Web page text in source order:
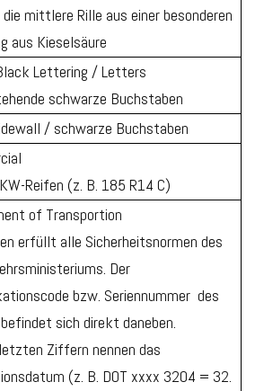
mittlere Rille aus einer besonderen
aus Kieselsäure
Lettering / Letters
schwarze Buchstaben
/ schwarze Buchstaben
Reifen (z. B. 185 R14 C)
of Transportion
erfüllt alle Sicherheitsnormen des
Der
bzw. Seriennummer des
sich direkt daneben.
Ziffern nennen das
(z. B. DOT xxxx 3204 = 32.